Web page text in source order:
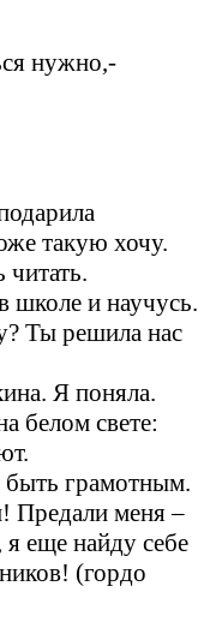
нужно,-
такую хочу.
школе и научусь.
Ты решила нас
Я поняла.
белом свете:
грамотным.
Предали меня –
еще найду себе
(гордо